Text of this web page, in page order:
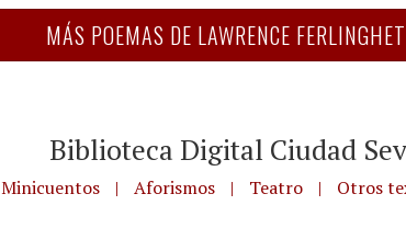
MÁS POEMAS DE LAWRENCE
Biblioteca Digital Ciudad
Minicuentos | Aforismos | Teatro | Otros